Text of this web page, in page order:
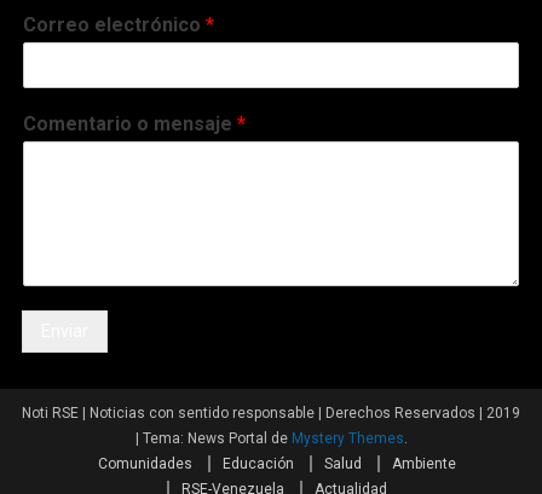
Correo electrónico*
Comentario o mensaje*
Noti RSE | Noticias con sentido responsable | Derechos Reservados | 2019
| Tema: News Portal de Mystery Themes.
Comunidades
Educación Salud
Ambiente
RSE-Venezuela
Actualidad